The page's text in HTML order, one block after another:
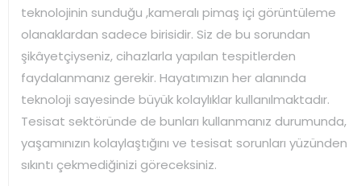
teknolojinin sunduğu ,kameralı pimaş içi görüntüleme
olanaklardan sadece birisidir. Siz de bu sorundan
şikâyetçiyseniz, cihazlarla yapılan tespitlerden
faydalanmanız gerekir. Hayatımızın her alanında
teknoloji sayesinde büyük kolaylıklar kullanılmaktadır.
Tesisat sektöründe de bunları kullanmanız durumunda,
yaşamınızın kolaylaştığını ve tesisat sorunları yüzünden
sıkıntı çekmediğinizi göreceksiniz.